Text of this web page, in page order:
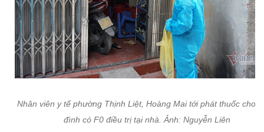
Nhân viên y tế phường Thịnh Liệt, Hoàng Mai tới phát thuốc cho
đình có F0 điều trị tại nhà. Ảnh: Nguyễn Liên